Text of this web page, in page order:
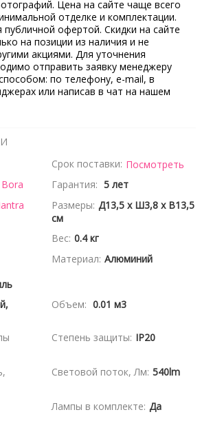
Цена на сайте чаще всего
отделке и комплектации.
публичной офертой. Скидки на сайте
на позиции из наличия и не
акциями. Для уточнения
отправить заявку менеджеру
по телефону, e-mail, в
или написав в чат на нашем
Срок поставки: Посмотреть
Гарантия: 5 лет
Размеры: Д13,5 x Ш3,8 x В13,5
см
Вес: 0.4 кг
Материал: Алюминий
Объем: 0.01 м3
Степень защиты: IP20
Световой поток, Лм: 540lm
Лампы в комплекте: Да